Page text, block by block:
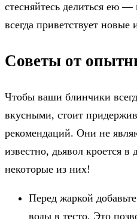
стесняйтесь делиться ею
всегда приветствует новые
Советы от
Чтобы ваши блинчики
вкусными, стоит
рекомендаций. Они не
известно, дьявол кроется в
некоторые из них!
Перед жаркой
воды в тесто. Это